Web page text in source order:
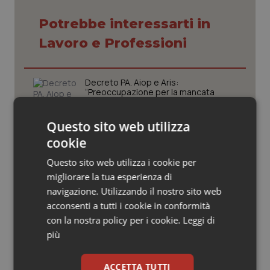
Veneto
Oncoematologia
Oncologia & Nutrizione
Psoriasi & pelle
Quotidiano Cardiologia
Quotidiano Chirurgia
Quotidiano Oncologia
Quotidiano Pediatria
Rene & patologie urogenitali
Potrebbe interessarti in
Lavoro e Professioni
Decreto PA. Aiop e Aris:
“Preoccupazione per la mancata
rinnovo contratto sanità privata”
West Nile. Rete Izs: “Sorveglianza e
dati per evitare allarmismi. Italia
pronta”
Tracciabilità dei farmaci. Dal Ministero
le istruzioni per il Data Matrix. Entro l’8
febbraio 2027 l’adeguamento dei
Formazione Medicina Generale.
Questo sito web utilizza
cookie
Questo sito web utilizza i cookie per
migliorare la tua esperienza di
navigazione. Utilizzando il nostro sito web
acconsenti a tutti i cookie in conformità
con la nostra policy per i cookie. Leggi di
più
ACCETTA TUTTI